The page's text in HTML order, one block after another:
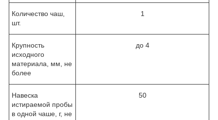
Количество чаш,
шт.
1
Крупность
исходного
материала, мм, не
более
до 4
Навеска
истираемой пробы
в одной чаше, г, не
50